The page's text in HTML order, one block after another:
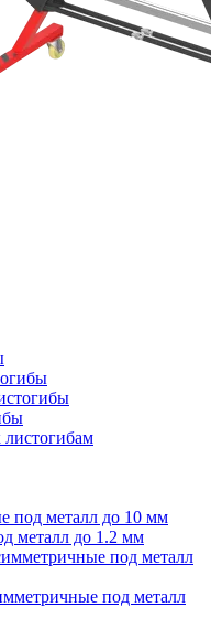
под металл до 10 мм
металл до 1.2 мм
под металл
под металл